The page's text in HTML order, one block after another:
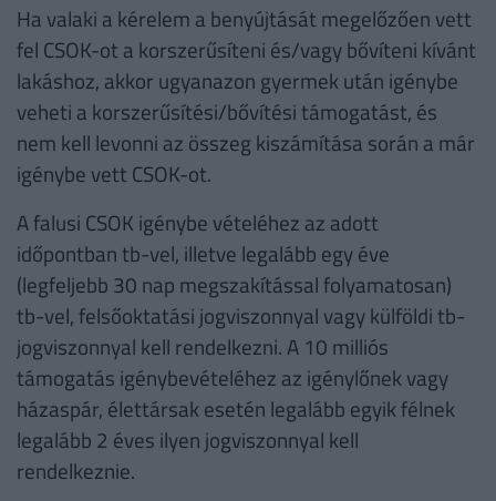
Ha valaki a kérelem a benyújtását megelőzően vett
fel CSOK-ot a korszerűsíteni és/vagy bővíteni kívánt
lakáshoz, akkor ugyanazon gyermek után igénybe
veheti a korszerűsítési/bővítési támogatást, és
nem kell levonni az összeg kiszámítása során a már
igénybe vett CSOK-ot.
A falusi CSOK igénybe vételéhez az adott
időpontban tb-vel, illetve legalább egy éve
(legfeljebb 30 nap megszakítással folyamatosan)
tb-vel, felsőoktatási jogviszonnyal vagy külföldi tb-
jogviszonnyal kell rendelkezni. A 10 milliós
támogatás igénybevételéhez az igénylőnek vagy
házaspár, élettársak esetén legalább egyik félnek
legalább 2 éves ilyen jogviszonnyal kell
rendelkeznie.